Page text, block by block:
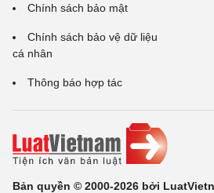
Chính sách bảo mật
Chính sách bảo vệ dữ liệu
cá nhân
Thông báo hợp tác
Bản quyền © 2000-2026 bởi